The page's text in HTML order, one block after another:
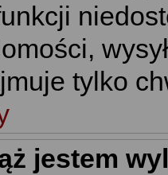
tylko
jestem